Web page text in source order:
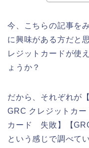
今、こちらの記事を
に興味がある方だと
レジットカードが使
ょうか？
だから、それぞれが
GRC クレジットカ
カード 失敗】【
という感じで調べて